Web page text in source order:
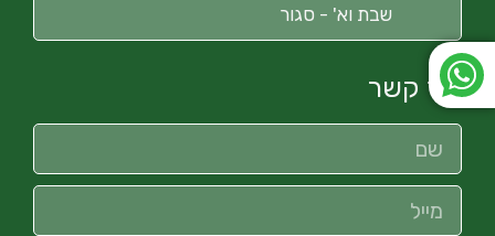
שבת וא' - סגור
צור קשר